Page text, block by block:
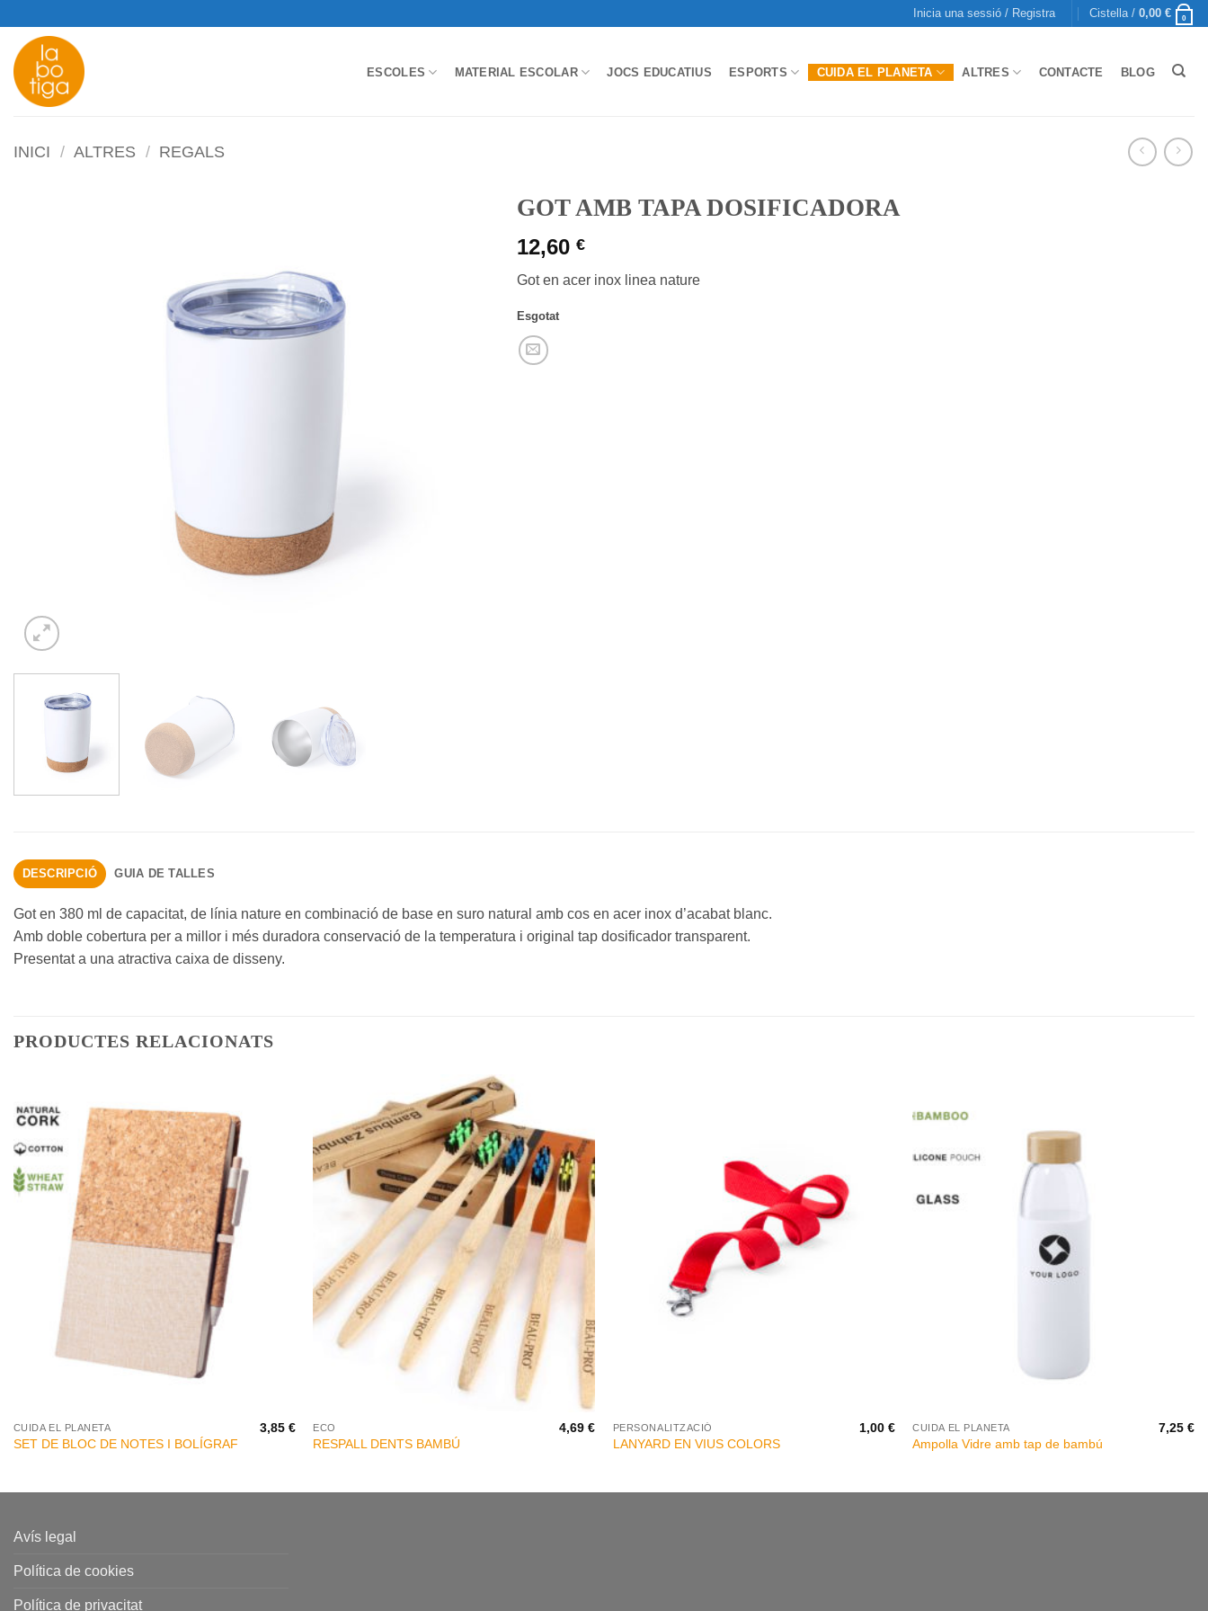
content
Inicia una sessió / Registra Cistella / 0,00 € 0
ESCOLES MATERIAL ESCOLAR JOCS EDUCATIUS ESPORTS CUIDA EL PLANETA ALTRES CONTACTE BLOG
INICI / ALTRES / REGALS
GOT AMB TAPA DOSIFICADORA
12,60 €
Got en acer inox linea nature
Esgotat
DESCRIPCIÓ GUIA DE TALLES
Got en 380 ml de capacitat, de línia nature en combinació de base en suro natural amb cos en acer inox d’acabat blanc.
Amb doble cobertura per a millor i més duradora conservació de la temperatura i original tap dosificador transparent.
Presentat a una atractiva caixa de disseny.
PRODUCTES RELACIONATS
CUIDA EL PLANETA
SET DE BLOC DE NOTES I BOLÍGRAF
3,85 € ECO
RESPALL DENTS BAMBÚ
4,69€ PERSONALITZACIÓ
LANYARD EN VIUS COLORS
1,00 € CUIDA EL PLANETA
Ampolla Vidre amb tap de bambú
7,25€
Avís legal
Política de cookies
Política de privacitat